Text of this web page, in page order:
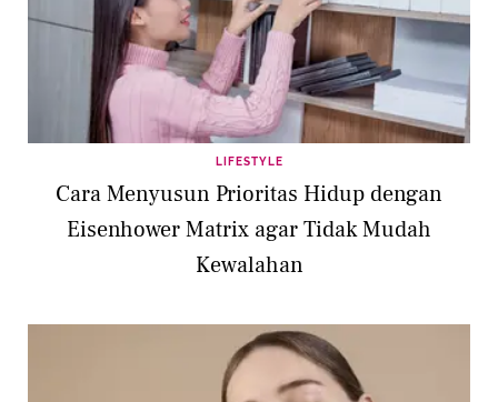
LIFESTYLE
Cara Menyusun Prioritas Hidup dengan
Eisenhower Matrix agar Tidak Mudah
Kewalahan